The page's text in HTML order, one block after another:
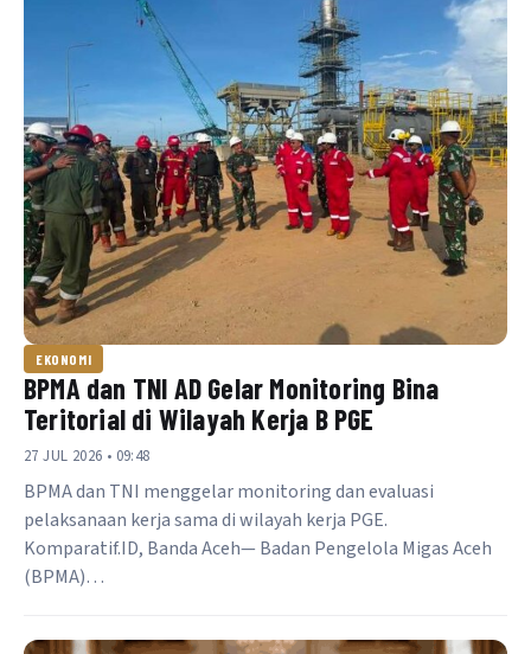
EKONOMI
BPMA dan TNI AD Gelar Monitoring Bina
Teritorial di Wilayah Kerja B PGE
27 JUL 2026 • 09:48
BPMA dan TNI menggelar monitoring dan evaluasi
pelaksanaan kerja sama di wilayah kerja PGE.
Komparatif.ID, Banda Aceh— Badan Pengelola Migas Aceh
(BPMA)…